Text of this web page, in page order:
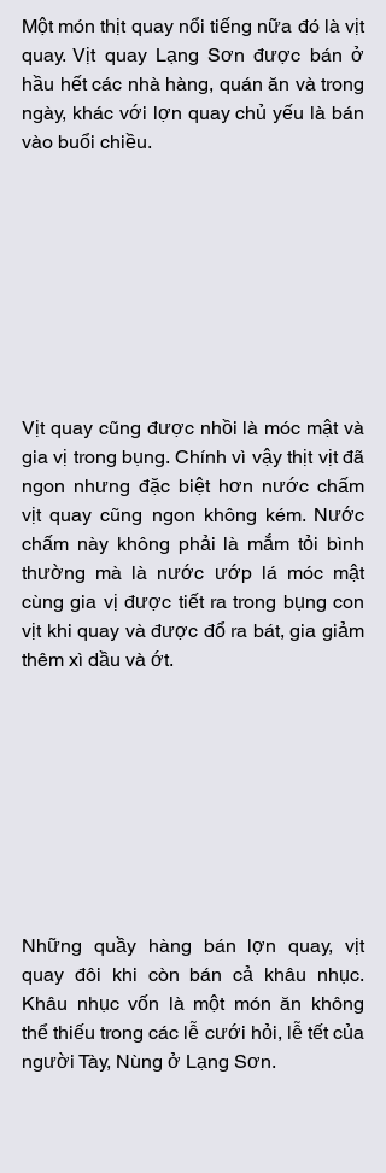
Một món thịt quay nổi tiếng nữa đó là vịt
quay. Vịt quay Lạng Sơn được bán ở
hầu hết các nhà hàng, quán ăn và trong
ngày, khác với lợn quay chủ yếu là bán
vào buổi chiều.
Vịt quay cũng được nhồi là móc mật và
gia vị trong bụng. Chính vì vậy thịt vịt đã
ngon nhưng đặc biệt hơn nước chấm
vịt quay cũng ngon không kém. Nước
chấm này không phải là mắm tỏi bình
thường mà là nước ướp lá móc mật
cùng gia vị được tiết ra trong bụng con
vịt khi quay và được đổ ra bát, gia giảm
thêm xì dầu và ớt.
Những quầy hàng bán lợn quay, vịt
quay đôi khi còn bán cả khâu nhục.
Khâu nhục vốn là một món ăn không
thể thiếu trong các lễ cưới hỏi, lễ tết của
người Tày, Nùng ở Lạng Sơn.